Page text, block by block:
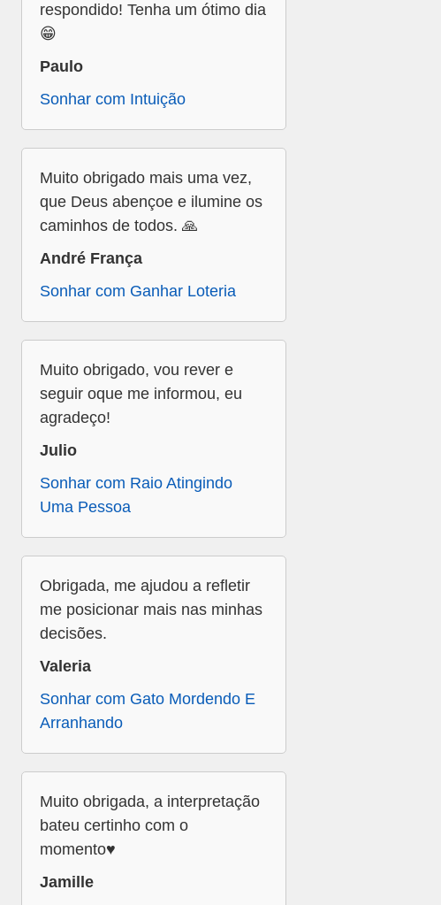
respondido! Tenha um ótimo dia
😁
Paulo
Sonhar com Intuição
Muito obrigado mais uma vez,
que Deus abençoe e ilumine os
caminhos de todos. 🙏
André França
Sonhar com Ganhar Loteria
Muito obrigado, vou rever e
seguir oque me informou, eu
agradeço!
Julio
Sonhar com Raio Atingindo
Uma Pessoa
Obrigada, me ajudou a refletir
me posicionar mais nas minhas
decisões.
Valeria
Sonhar com Gato Mordendo E
Arranhando
Muito obrigada, a interpretação
bateu certinho com o
momento♥️
Jamille